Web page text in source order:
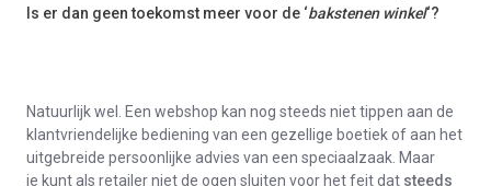
Is er dan geen toekomst meer voor de ‘bakstenen winkel‘?
Natuurlijk wel. Een webshop kan nog steeds niet tippen aan de
klantvriendelijke bediening van een gezellige boetiek of aan het
uitgebreide persoonlijke advies van een speciaalzaak. Maar
je kunt als retailer niet de ogen sluiten voor het feit dat steeds